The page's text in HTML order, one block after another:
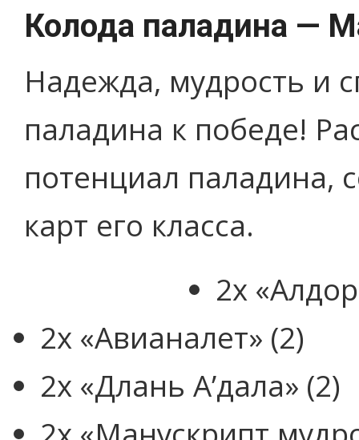
Колода паладина —
Надежда, мудрость и
паладина к победе!
потенциал паладина,
карт его класса.
2x
2x «Авианалет» (2)
2x «Длань А’дала» (2)